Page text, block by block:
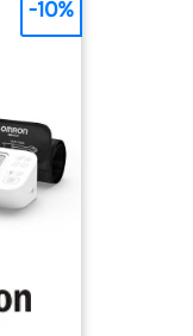
-10%